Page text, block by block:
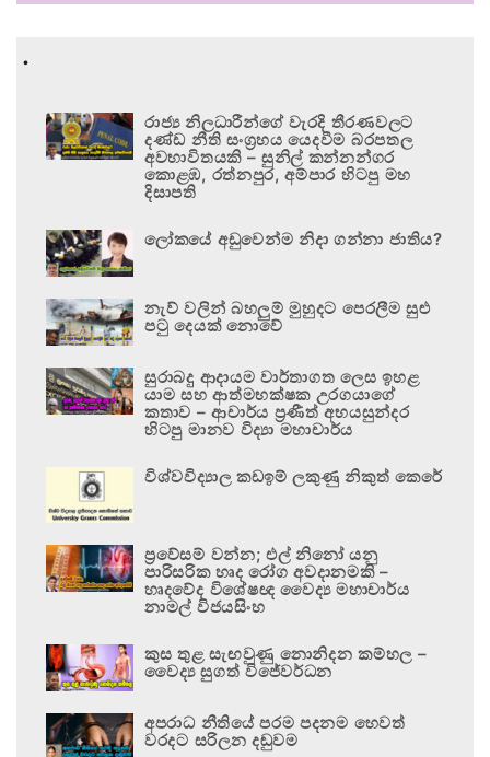
.
රාජ්‍ය නිලධාරීන්ගේ වැරදි තීරණවලට
දණ්ඩ නීති සංග්‍රහය යෙදවීම බරපතල
අවභාවිතයකි – සුනිල් කන්නන්ගර
කොළඹ, රත්නපුර, අම්පාර හිටපු මහ
දිසාපති
ලෝකයේ අඩුවෙන්ම නිදා ගන්නා ජාතිය?
නැව් වලින් බහලුම් මුහුදට පෙරලීම සුළු
පටු දෙයක් නොවේ
සුරාබදු ආදායම වාර්තාගත ලෙස ඉහළ
යාම සහ ආත්මභක්ෂක උරගයාගේ
කතාව – ආචාර්ය ප්‍රණීත් අභයසුන්දර
හිටපු මානව විද්‍යා මහාචාර්ය
විශ්වවිද්‍යාල කඩඉම් ලකුණු නිකුත් කෙරේ
ප්‍රවේසම් වන්න; එල් නිනෝ යනු
පාරිසරික හෘද රෝග අවදානමකි –
හෘදවේද විශේෂඥ වෛද්‍ය මහාචාර්ය
නාමල් විජයසිංහ
කුස තුළ සැඟවුණු නොනිදන කම්හල –
වෛද්‍ය සුගත් විජේවර්ධන
අපරාධ නීතියේ පරම පදනම හෙවත්
වරදට සරිලන දඬුවම